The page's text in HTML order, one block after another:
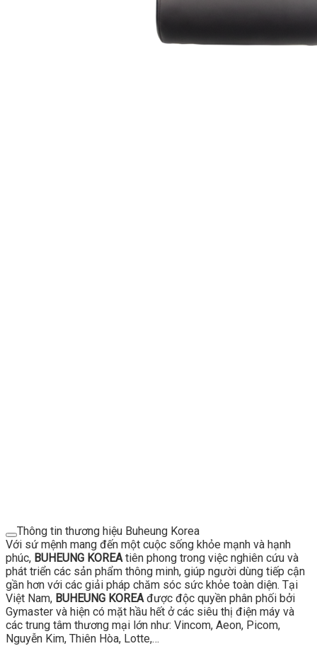
Thông tin thương hiệu Buheung Korea
Với sứ mệnh mang đến một cuộc sống khỏe mạnh và hạnh
phúc, BUHEUNG KOREAtiên phong trong việc nghiên cứu và
phát triển các sản phẩm thông minh, giúp người dùng tiếp cận
gần hơn với các giải pháp chăm sóc sức khỏe toàn diện. Tại
Việt Nam, BUHEUNG KOREAđược độc quyền phân phối bởi
Gymaster và hiện có mặt hầu hết ở các siêu thị điện máy và
các trung tâm thương mại lớn như: Vincom, Aeon, Picom,
Nguyễn Kim, Thiên Hòa, Lotte,…